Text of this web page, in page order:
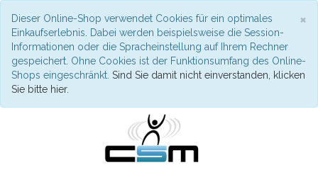
×
Dieser Online-Shop verwendet Cookies für ein optimales
Einkaufserlebnis. Dabei werden beispielsweise die Session-
Informationen oder die Spracheinstellung auf Ihrem Rechner
gespeichert. Ohne Cookies ist der Funktionsumfang des Online-
Shops eingeschränkt. Sind Sie damit nicht einverstanden, klicken
Sie bitte hier.